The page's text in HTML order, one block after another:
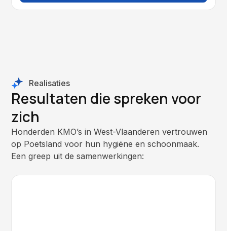
Realisaties
Resultaten die spreken voor
zich
Honderden KMO’s in West-Vlaanderen vertrouwen
op Poetsland voor hun hygiëne en schoonmaak.
Een greep uit de samenwerkingen: